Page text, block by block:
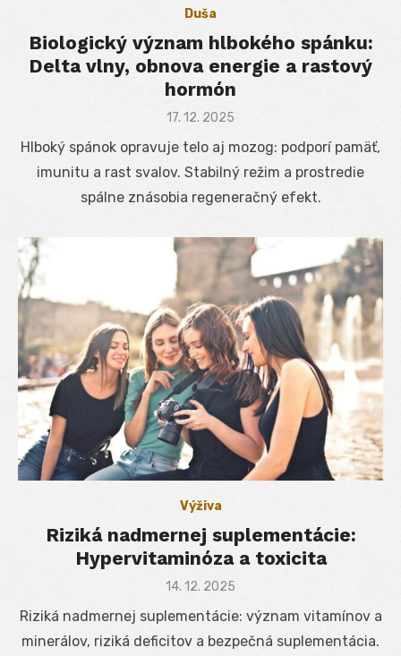
Duša
Biologický význam hlbokého spánku:
Delta vlny, obnova energie a rastový
hormón
Posted
17. 12. 2025
Hlboký spánok opravuje telo aj mozog: podporí pamäť,
imunitu a rast svalov. Stabilný režim a prostredie
spálne znásobia regeneračný efekt.
Výživa
Riziká nadmernej suplementácie:
Hypervitaminóza a toxicita
Posted
14. 12. 2025
Riziká nadmernej suplementácie: význam vitamínov a
minerálov, riziká deficitov a bezpečná suplementácia.